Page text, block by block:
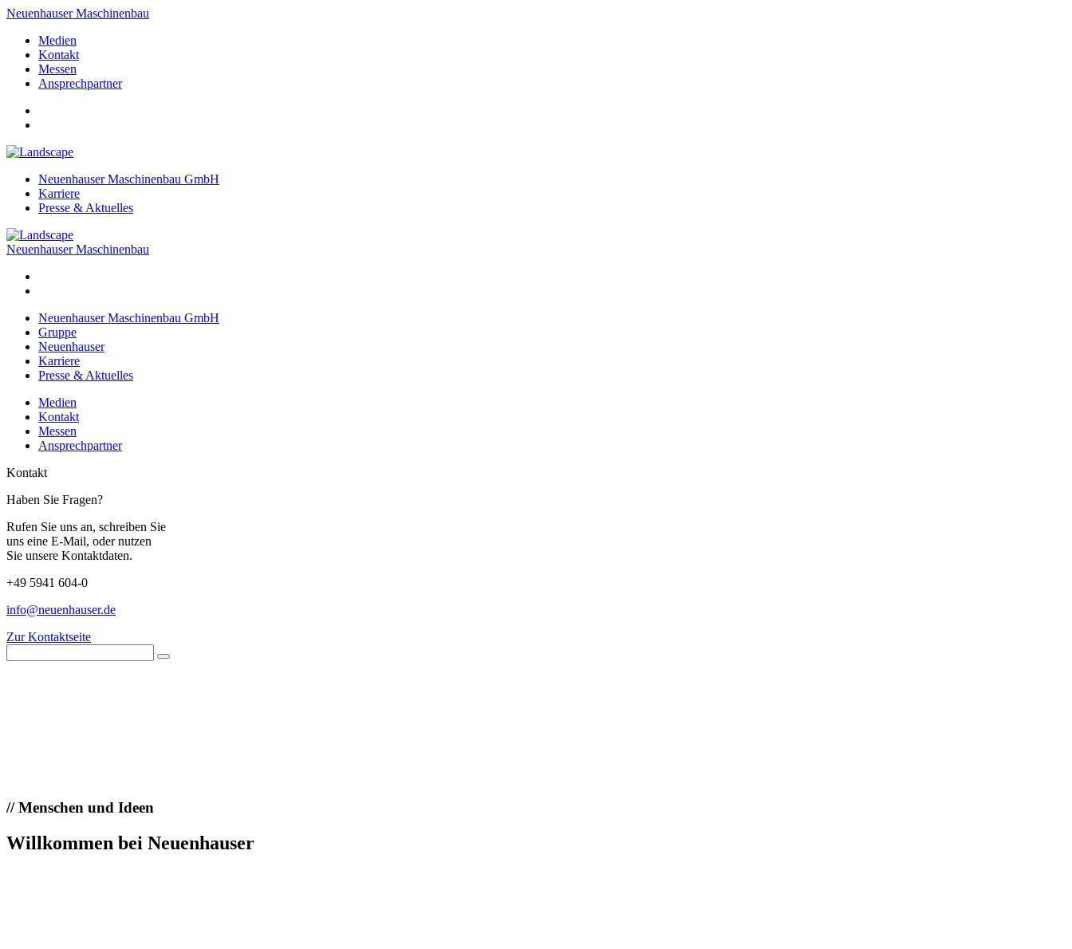
Neuenhauser Maschinenbau
Medien
Kontakt
Messen
Ansprechpartner
Neuenhauser Maschinenbau GmbH
Karriere
Presse & Aktuelles
Neuenhauser Maschinenbau
Neuenhauser Maschinenbau GmbH
Gruppe
Neuenhauser
Karriere
Presse & Aktuelles
Medien
Kontakt
Messen
Ansprechpartner
Kontakt
Haben Sie Fragen?
Rufen Sie uns an, schreiben Sie
uns eine E-Mail, oder nutzen
Sie unsere Kontaktdaten.
+49 5941 604-0
info@neuenhauser.de
Zur Kontaktseite
//Menschen und Ideen
Willkommen bei Neuenhauser